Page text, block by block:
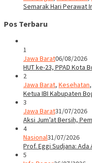
Semarak Hari Perawat
Pos Terbaru
1
Jawa Barat06/08/2026
HUT ke-23, PPAD Kota
2
Jawa Barat, Kesehatan,
Ketua IBI Kabupaten
3
Jawa Barat31/07/2026
Aksi Jum’at Bersih,
4
Nasional31/07/2026
Prof. Eggi Sudjana:
5